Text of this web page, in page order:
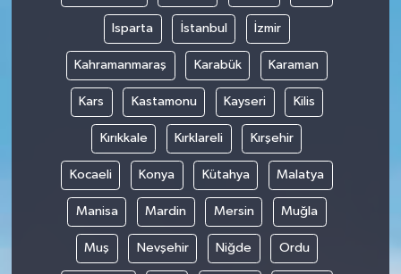
Isparta İstanbul İzmir
Kahramanmaraş Karabük Karaman
Kars Kastamonu Kayseri Kilis
Kırıkkale Kırklareli Kırşehir
Kocaeli Konya Kütahya Malatya
Manisa Mardin Mersin Muğla
Muş Nevşehir Niğde Ordu